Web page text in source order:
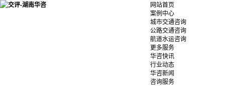
网站首页
案例中心
城市交通咨询
公路交通咨询
航道水运咨询
更多服务
华咨快讯
行业动态
华咨新闻
咨询服务